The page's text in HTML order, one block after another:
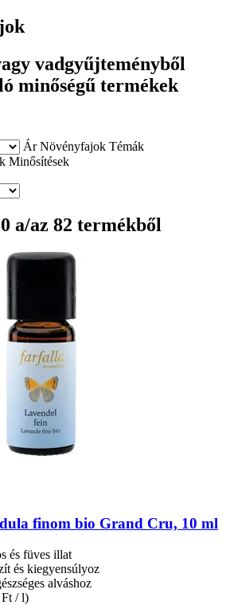
vadgyűjteményből
minőségű termékek
Ár Növényfajok Témák
Minősítések
a/az 82 termékből
finom bio Grand Cru, 10 ml
és füves illat
és kiegyensúlyoz
alváshoz
/ l)